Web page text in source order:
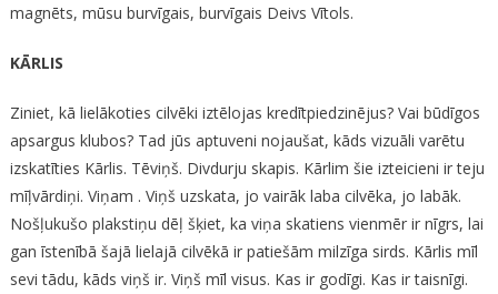
magnēts, mūsu burvīgais, burvīgais Deivs Vītols.
KĀRLIS
Ziniet, kā lielākoties cilvēki iztēlojas kredītpiedzinējus? Vai būdīgos
apsargus klubos? Tad jūs aptuveni nojaušat, kāds vizuāli varētu
izskatīties Kārlis. Tēviņš. Divdurju skapis. Kārlim šie izteicieni ir teju
mīļvārdiņi. Viņam . Viņš uzskata, jo vairāk laba cilvēka, jo labāk.
Nošļukušo plakstiņu dēļ šķiet, ka viņa skatiens vienmēr ir nīgrs, lai
gan īstenībā šajā lielajā cilvēkā ir patiešām milzīga sirds. Kārlis mīl
sevi tādu, kāds viņš ir. Viņš mīl visus. Kas ir godīgi. Kas ir taisnīgi.